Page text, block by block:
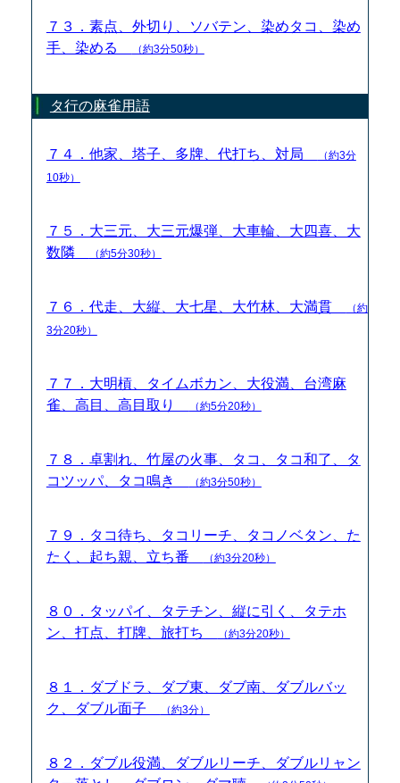
７３．素点、外切り、ソバテン、染めタコ、染め
手、染める
（約3分50秒）
タ行の麻雀用語
７４．他家、塔子、多牌、代打ち、対局
（約3分
10秒）
７５．大三元、大三元爆弾、大車輪、大四喜、大
数隣
（約5分30秒）
７６．代走、大縦、大七星、大竹林、大満貫
（約
3分20秒）
７７．大明槓、タイムボカン、大役満、台湾麻
雀、高目、高目取り
（約5分20秒）
７８．卓割れ、竹屋の火事、タコ、タコ和了、タ
コツッパ、タコ鳴き
（約3分50秒）
７９．タコ待ち、タコリーチ、タコノベタン、た
たく、起ち親、立ち番
（約3分20秒）
８０．タッパイ、タテチン、縦に引く、タテホ
ン、打点、打牌、旅打ち
（約3分20秒）
８１．ダブドラ、ダブ東、ダブ南、ダブルバッ
ク、ダブル面子
（約3分）
８２．ダブル役満、ダブルリーチ、ダブルリャン